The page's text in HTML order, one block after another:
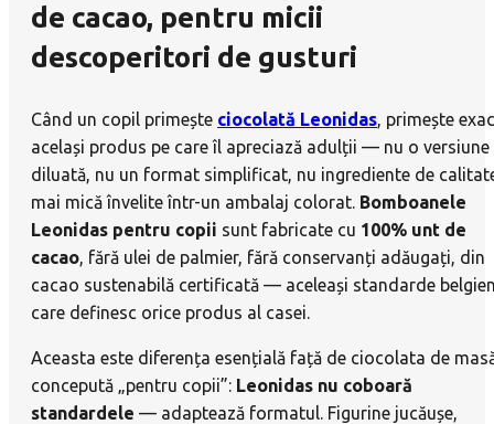
de cacao, pentru micii
descoperitori de gusturi
Când un copil primește ciocolată Leonidas, primește
același produs pe care îl apreciază adulții — nu o versiune
diluată, nu un format simplificat, nu ingrediente de
mai mică învelite într-un ambalaj colorat. Bomboanele
Leonidas pentru copii sunt fabricate cu 100% unt de
cacao, fără ulei de palmier, fără conservanți adăugați, din
cacao sustenabilă certificată — aceleași standarde
care definesc orice produs al casei.
Aceasta este diferența esențială față de ciocolata de
concepută „pentru copii”: Leonidas nu coboară
standardele — adaptează formatul. Figurine jucăușe,